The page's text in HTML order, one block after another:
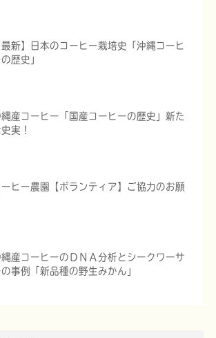
最新】日本のコーヒー栽培史「沖縄コーヒ
歴史」
産コーヒー「国産コーヒーの歴史」新た
実！
ーヒー農園【ボランティア】ご協力のお願
産コーヒーのＤＮＡ分析とシークワーサ
の事例「新品種の野生みかん」